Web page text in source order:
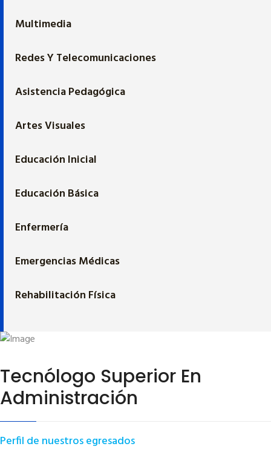
Multimedia
Redes Y Telecomunicaciones
Asistencia Pedagógica
Artes Visuales
Educación Inicial
Educación Básica
Enfermería
Emergencias Médicas
Rehabilitación Física
Tecnólogo Superior En
Administración
Perfil de nuestros egresados